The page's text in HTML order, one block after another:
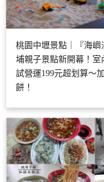
桃園中壢景點｜『海嶼
埔親子景點新開幕！室
試營運199元超划算～
餅！